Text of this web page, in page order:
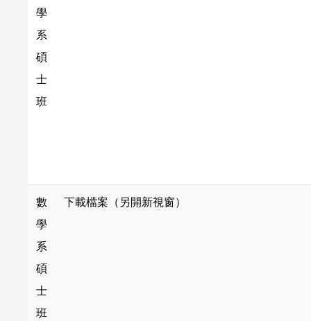
學
系
碩
士
班
數
學
系
碩
士
班
下載檔案（另開新視窗）